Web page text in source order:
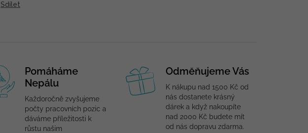
Sdílet
Pomáháme
Nepálu
Každoročně zvyšujeme
počty pracovních pozic a
dáváme příležitosti k
růstu našim
Odměňujeme Vás
K nákupu nad 1500 Kč od
nás dostanete krásný
dárek a když nakoupíte
nad 2000 Kč budete mít
od nás dopravu zdarma.